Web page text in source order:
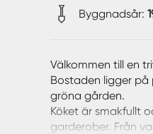
Byggnadsår:
Välkommen till en
Bostaden ligger på
gröna gården.
Köket är smakfullt
garderober. Från